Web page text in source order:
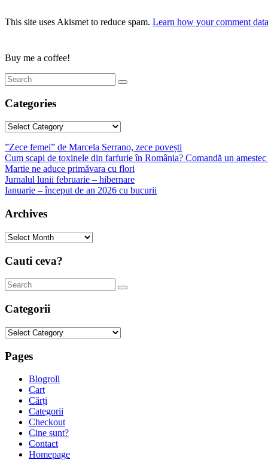
This site uses Akismet to reduce spam. Learn how your comment
Buy me a coffee!
Categories
Categories
”Zece femei” de Marcela Serrano, zece povești
Cum scapi de toxinele din farfurie în România? Comandă un
Martie ne aduce primăvara cu flori
Jurnalul lunii februarie – hibernare
Ianuarie – început de an 2026 cu bucurii
Archives
Archives
Cauti ceva?
Categorii
Categorii
Pages
Blogroll
Cart
Cărți
Categorii
Checkout
Cine sunt?
Contact
Homepage